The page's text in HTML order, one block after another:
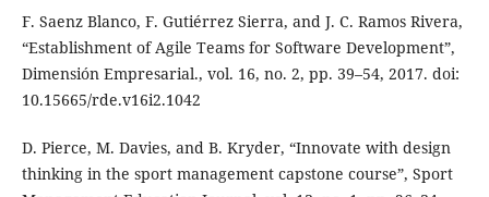
F. Saenz Blanco, F. Gutiérrez Sierra, and J. C. Ramos Rivera,
“Establishment of Agile Teams for Software Development”,
Dimensión Empresarial., vol. 16, no. 2, pp. 39–54, 2017. doi:
10.15665/rde.v16i2.1042
D. Pierce, M. Davies, and B. Kryder, “Innovate with design
thinking in the sport management capstone course”, Sport